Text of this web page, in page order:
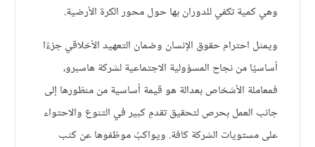
وهي كمية تكفي للدوران بها حول محور الكرة الأرضية.
ويمثل احترام حقوق الإنسان وضمان التعهيد الأخلاقي جزءًا
أساسيًا من نجاح المسؤولية الاجتماعية لشركة هاسبرو،
فمعاملة الأشخاص بعدالة هو قيمة أساسية من منظورها إلى
جانب العمل بحرص لتحقيق تقدمٍ كبير في التنوع والاحتواء
على مستويات الشركة كافة. ويواكبُ موظفوها عن كثب